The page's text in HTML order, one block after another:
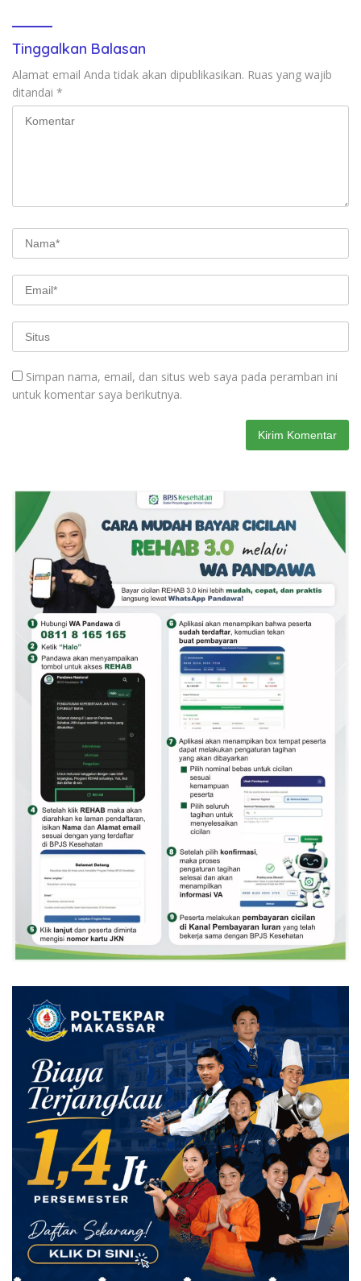
Tinggalkan Balasan
Alamat email Anda tidak akan dipublikasikan. Ruas yang wajib
ditandai *
Simpan nama, email, dan situs web saya pada peramban ini
untuk komentar saya berikutnya.